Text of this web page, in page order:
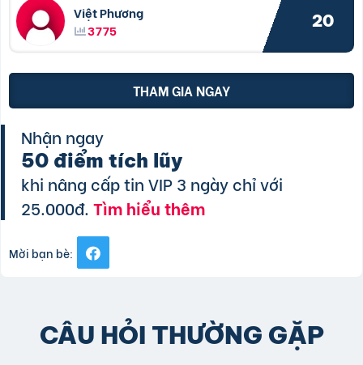
Việt Phương
3775
20
THAM GIA NGAY
Nhận ngay
50 điểm tích lũy
khi nâng cấp tin VIP 3 ngày chỉ với
25.000đ.Tìm hiểu thêm
Mời bạn bè:
CÂU HỎI THƯỜNG GẶP